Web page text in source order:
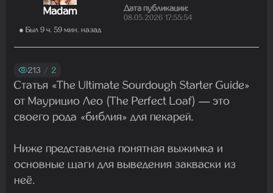
22.07.2026 19:16:45
Madam
19.07.2026 08:27:00
Madam
● Был 9 ч. 59 мин. назад
Дата публикации:
08.05.2026 17:55:54
213 / 2
Статья «The Ultimate Sourdough Starter Guide»
от Маурицио Лео (The Perfect Loaf) — это
своего рода «библия» для пекарей.
Ниже представлена понятная выжимка и
основные щаги для выведения закваски из
неё.